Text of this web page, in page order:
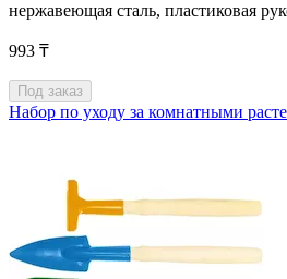
нержавеющая сталь, пластиковая
993 ₸
Под заказ
Набор по уходу за комнатными